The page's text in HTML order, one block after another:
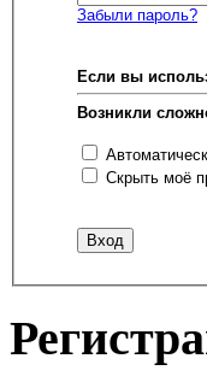
Забыли пароль?
Если вы
Возникли
Скрыть моё